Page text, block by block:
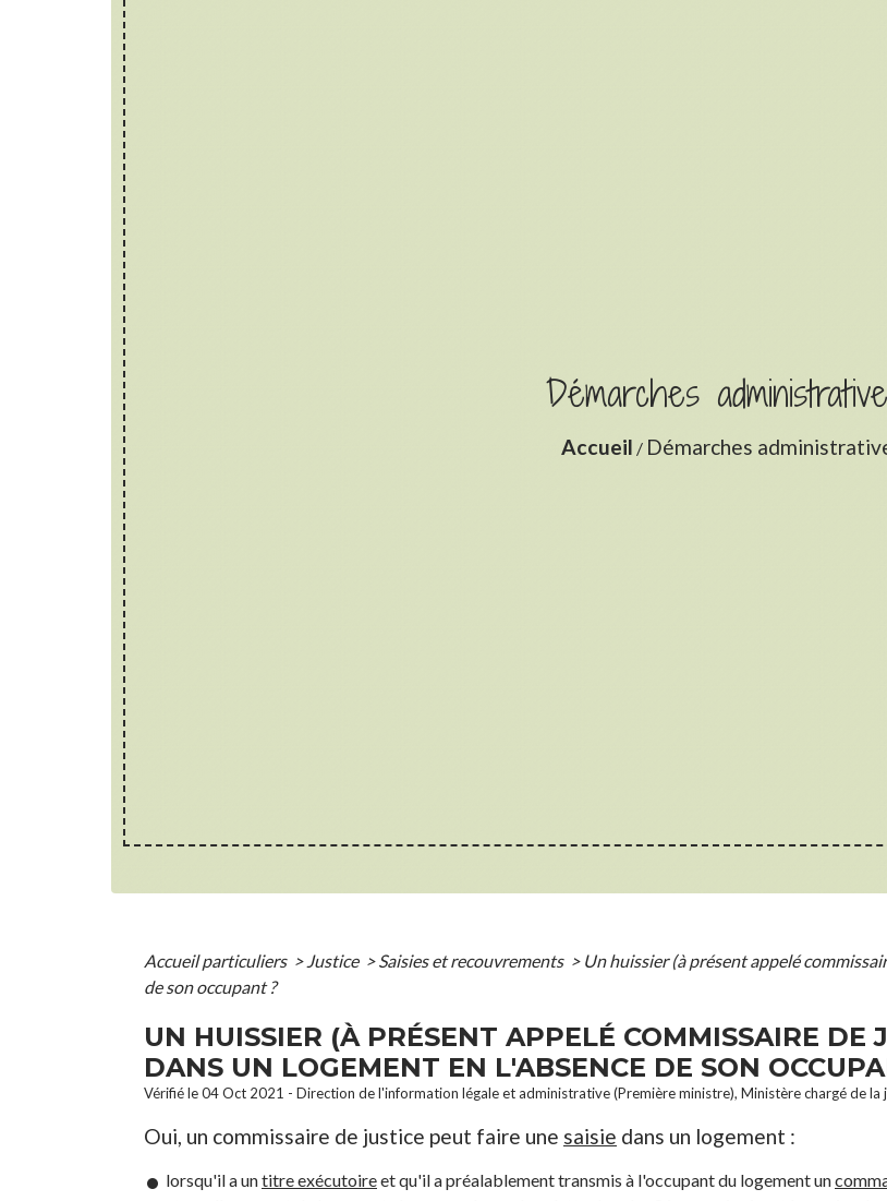
Démarches
Accueil / Démarches
Accueil particuliers > Justice > Saisies et recouvrements > Un huissier (à présent appelé
de son occupant ?
UN HUISSIER (À PRÉSENT APPELÉ COMMISSAIRE DE
DANS UN LOGEMENT EN L'ABSENCE DE SON
Vérifié le 04 Oct 2021 - Direction de l'information légale et administrative (Première ministre), Ministère chargé de la
Oui, un commissaire de justice peut faire une saisie dans un logement :
lorsqu'il a untitre exécutoireet qu'il a préalablement transmis à l'occupant du logement un